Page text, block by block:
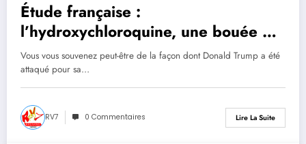
Étude française :
l’hydroxychloroquine, une bouée de
sauvetage potentielle dans les
maladies Covid
Vous vous souvenez peut-être de la façon dont Donald Trump a été
attaqué pour sa…
RV7 0 Commentaires Lire La Suite